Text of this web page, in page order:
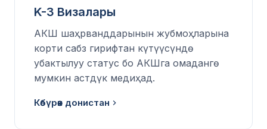
K-3 Визалары
АКШ шаҳрванддарынын жубмоҳларына
корти сабз гирифтан күтүүсүндө
убактылуу статус бо АКШга омадангө
мумкин астдүк медиҳад.
Көбүрөөк донистан